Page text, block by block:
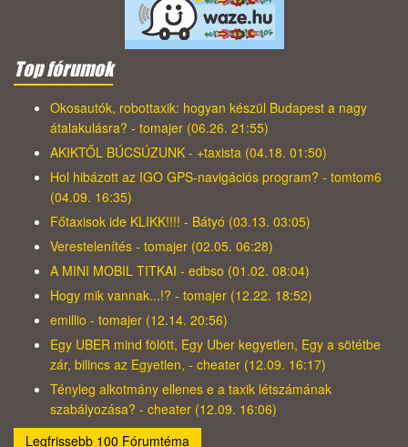
Top fórumok
Okosautók, robottaxik: hogyan készül Budapest a nagy
átalakulásra? - tomajer (06.26. 21:55)
AKIKTŐL BÚCSÚZUNK - +taxista (04.18. 01:50)
Hol hibázott az IGO GPS-navigációs program? - tomtom6
(04.09. 16:35)
Főtaxisok ide KLIKK!!!! - Bátyó (03.13. 03:05)
Verestelenítés - tomajer (02.05. 06:28)
A MINI MOBIL TITKAI - edbso (01.02. 08:04)
Hogy mik vannak...!? - tomajer (12.22. 18:52)
emillio - tomajer (12.14. 20:56)
Egy UBER mind fölött, Egy Uber kegyetlen, Egy a sötétbe
zár, bilincs az Egyetlen, - cheater (12.09. 16:17)
Tényleg alkotmány ellenes e a taxik létszámának
szabályozása? - cheater (12.09. 16:06)
Legfrissebb 100 Fórumtéma